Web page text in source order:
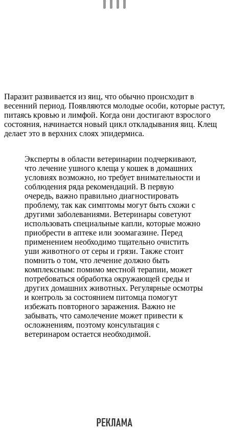
Паразит развивается из яиц, что обычно происходит в
весенний период. Появляются молодые особи, которые растут,
питаясь кровью и лимфой. Когда они достигают взрослого
состояния, начинается новый цикл откладывания яиц. Клещ
делает это в верхних слоях эпидермиса.
Эксперты в области ветеринарии подчеркивают,
что лечение ушного клеща у кошек в домашних
условиях возможно, но требует внимательности и
соблюдения ряда рекомендаций. В первую
очередь, важно правильно диагностировать
проблему, так как симптомы могут быть схожи с
другими заболеваниями. Ветеринары советуют
использовать специальные капли, которые можно
приобрести в аптеке или зоомагазине. Перед
применением необходимо тщательно очистить
уши животного от серы и грязи. Также стоит
помнить о том, что лечение должно быть
комплексным: помимо местной терапии, может
потребоваться обработка окружающей среды и
других домашних животных. Регулярные осмотры
и контроль за состоянием питомца помогут
избежать повторного заражения. Важно не
забывать, что самолечение может привести к
осложнениям, поэтому консультация с
ветеринаром остается необходимой.